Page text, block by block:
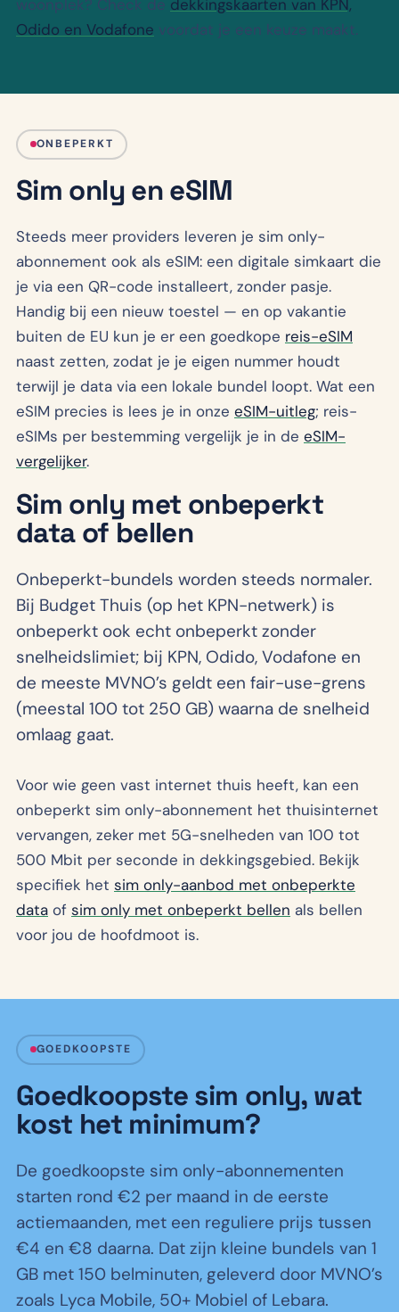
woonplek? Check de dekkingskaarten van KPN,
Odido en Vodafone voordat je een keuze maakt.
ONBEPERKT
Sim only en eSIM
Steeds meer providers leveren je sim only-
abonnement ook als eSIM: een digitale simkaart die
je via een QR-code installeert, zonder pasje.
Handig bij een nieuw toestel — en op vakantie
buiten de EU kun je er een goedkope reis-eSIM
naast zetten, zodat je je eigen nummer houdt
terwijl je data via een lokale bundel loopt. Wat een
eSIM precies is lees je in onze eSIM-uitleg; reis-
eSIMs per bestemming vergelijk je in de eSIM-
vergelijker.
Sim only met onbeperkt
data of bellen
Onbeperkt-bundels worden steeds normaler.
Bij Budget Thuis (op het KPN-netwerk) is
onbeperkt ook echt onbeperkt zonder
snelheidslimiet; bij KPN, Odido, Vodafone en
de meeste MVNO’s geldt een fair-use-grens
(meestal 100 tot 250 GB) waarna de snelheid
omlaag gaat.
Voor wie geen vast internet thuis heeft, kan een
onbeperkt sim only-abonnement het thuisinternet
vervangen, zeker met 5G-snelheden van 100 tot
500 Mbit per seconde in dekkingsgebied. Bekijk
specifiek het sim only-aanbod met onbeperkte
data of sim only met onbeperkt bellen als bellen
voor jou de hoofdmoot is.
GOEDKOOPSTE
Goedkoopste sim only, wat
kost het minimum?
De goedkoopste sim only-abonnementen
starten rond €2 per maand in de eerste
actiemaanden, met een reguliere prijs tussen
€4 en €8 daarna. Dat zijn kleine bundels van 1
GB met 150 belminuten, geleverd door MVNO’s
zoals Lyca Mobile, 50+ Mobiel of Lebara.